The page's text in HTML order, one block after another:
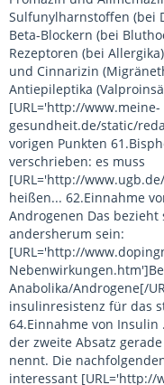
Sulfunylharnstoffen (bei
Beta-Blockern (bei
Rezeptoren (bei
und Cinnarizin
Antiepileptika
[URL='http://www.meine-
gesundheit.de/static/
vorigen Punkten
verschrieben: es muss
[URL='http://
heißen... 62.Einnahme
Androgenen Das
andersherum sein:
[URL='http://
Anabolika/Androgene[/
insulinresistenz für das
64.Einnahme von Insulin
der zweite Absatz
nennt. Die
interessant [URL='http://